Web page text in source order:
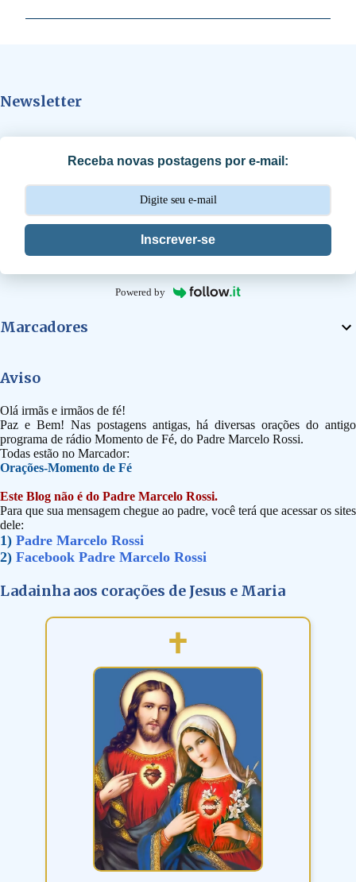
á
s
Newsletter
Receba novas postagens por e-mail:
Inscrever-se
Powered by
Marcadores
Aviso
Olá irmãs e irmãos de fé!
Paz e Bem! Nas postagens antigas, há diversas orações do antigo
programa de rádio Momento de Fé, do Padre Marcelo Rossi.
Todas estão no Marcador:
Orações-Momento de Fé
Este Blog não é do Padre Marcelo Rossi.
Para que sua mensagem chegue ao padre, você terá que acessar os sites
dele:
1) Padre Marcelo Rossi
2) Facebook Padre Marcelo Rossi
Ladainha aos corações de Jesus e Maria